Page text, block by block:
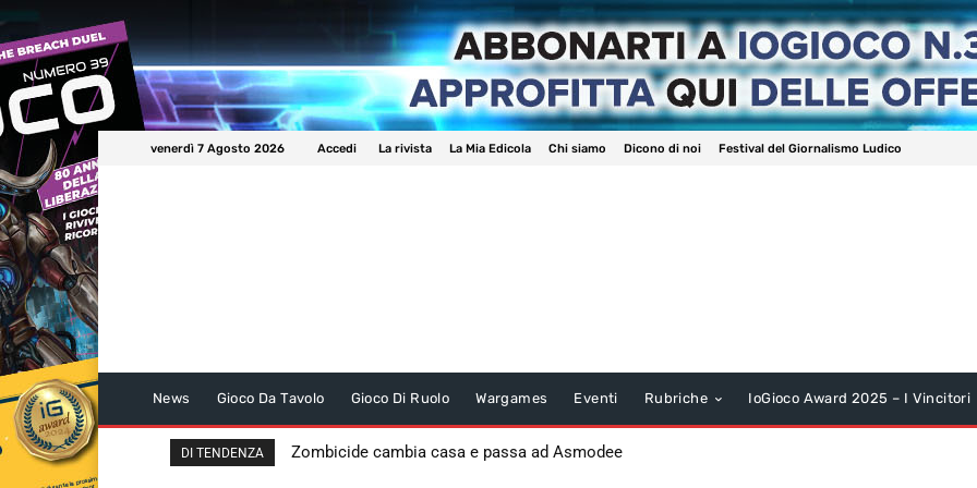
venerdì 7 Agosto 2026 Accedi La rivista La Mia Edicola Chi siamo Dicono di noi Festival del Giornalismo Ludico
News Gioco Da Tavolo Gioco Di Ruolo Wargames Eventi Rubriche IoGioco Award 2025 – I Vincitori
DI TENDENZA Zombicide cambia casa e passa ad Asmodee